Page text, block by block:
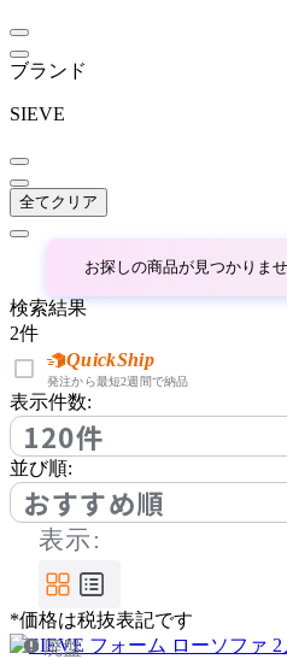
ブランド
SIEVE
全てクリア
お探しの商品が見つかりま
検索結果
2件
QuickShip
発注から最短2週間で納品
表示件数:
120件
並び順:
おすすめ順
表示:
*価格は税抜表記です
廃盤